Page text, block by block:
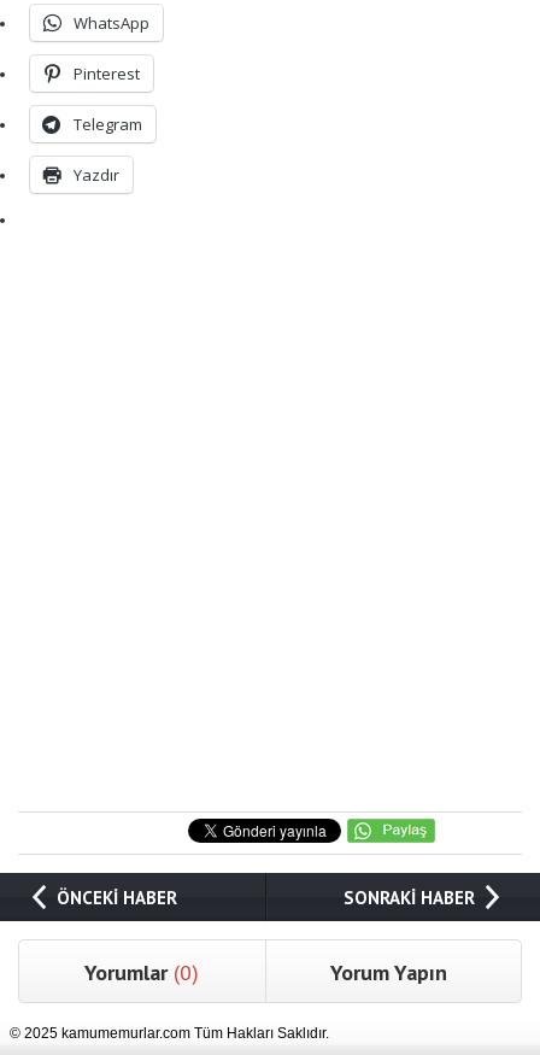
WhatsApp
Pinterest
Telegram
Yazdır
ÖNCEKİ HABER SONRAKİ HABER
Yorumlar (0) Yorum Yapın
© 2025 kamumemurlar.com Tüm Hakları Saklıdır.